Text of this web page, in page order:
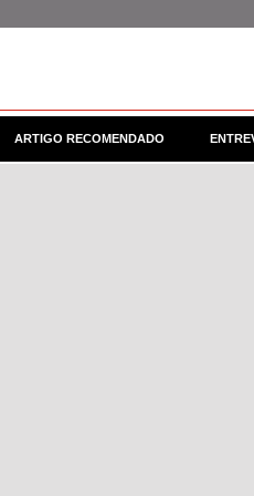
ARTIGO RECOMENDADO